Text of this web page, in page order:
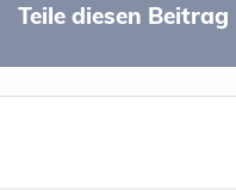
Teile diesen Beitrag